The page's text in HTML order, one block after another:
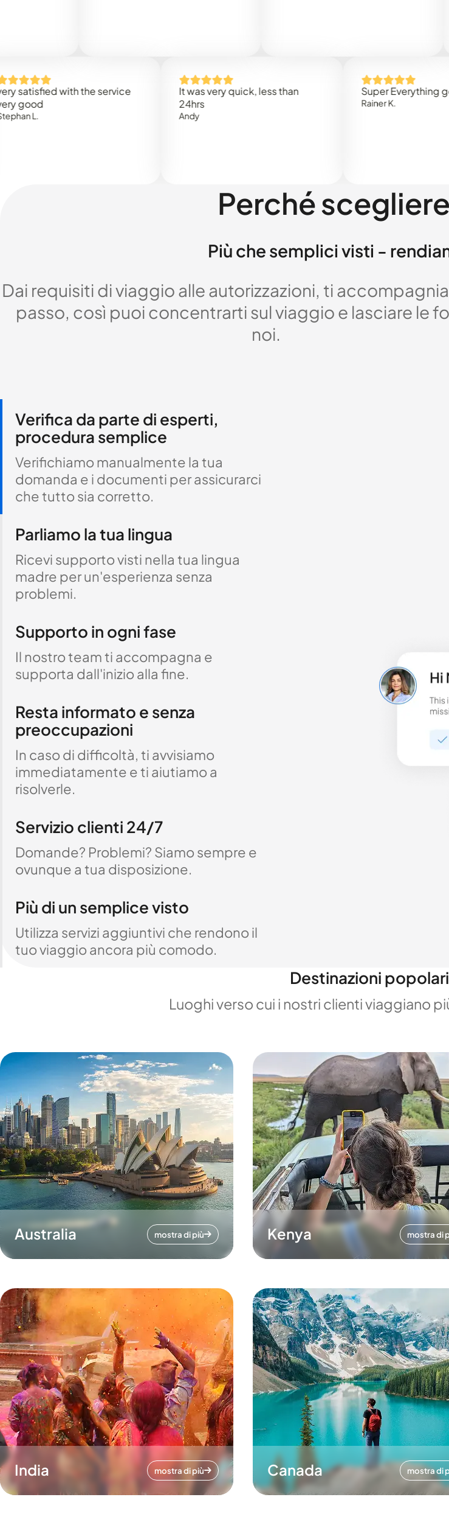
with the service
It was very quick, less than
Super Everything good
Rainer K.
Perché
Più che semplici visti -
Dai requisiti di viaggio alle autorizzazioni, ti
passo, così puoi concentrarti sul viaggio e lasciare le
noi.
Verifica da parte di esperti,
procedura semplice
Verifichiamo manualmente la tua
domanda e i documenti per assicurarci
che tutto sia corretto.
Parliamo la tua lingua
Ricevi supporto visti nella tua lingua
madre per un'esperienza senza
problemi.
Supporto in ogni fase
Il nostro team ti accompagna e
supporta dall'inizio alla fine.
Resta informato e senza
preoccupazioni
In caso di difficoltà, ti avvisiamo
immediatamente e ti aiutiamo a
risolverle.
Servizio clienti 24/7
Domande? Problemi? Siamo sempre e
ovunque a tua disposizione.
Più di un semplice visto
Utilizza servizi aggiuntivi che rendono il
tuo viaggio ancora più comodo.
Destinazioni popolari
Luoghi verso cui i nostri clienti viaggiano
Australia mostra di più Kenya mostra di
India mostra di più Canada mostra di